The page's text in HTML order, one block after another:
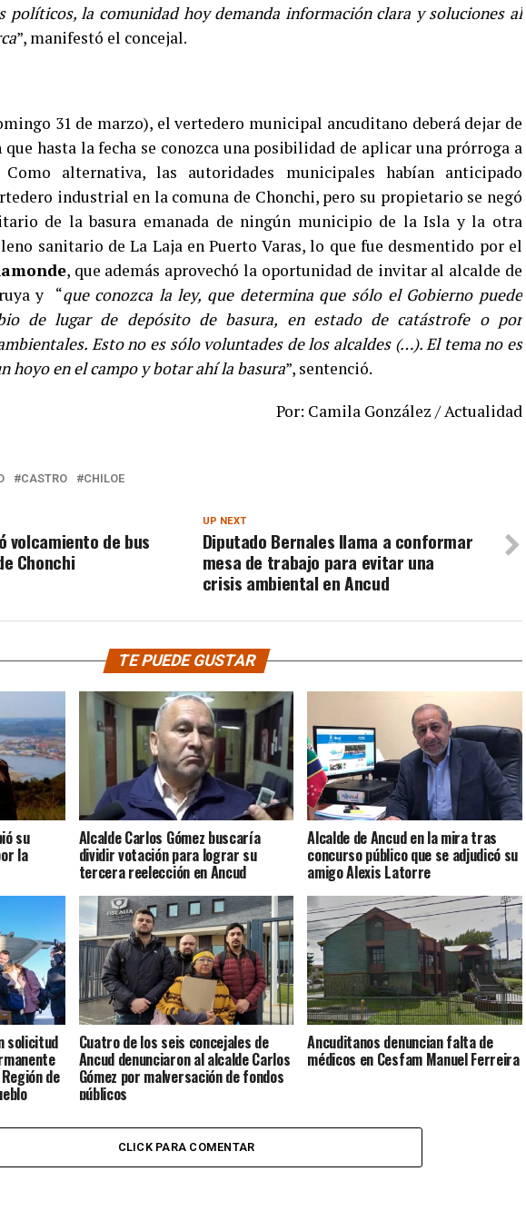
políticos, la comunidad hoy demanda información clara y soluciones al
”, manifestó el concejal.
31 de marzo), el vertedero municipal ancuditano deberá dejar de
que hasta la fecha se conozca una posibilidad de aplicar una prórroga a
alternativa, las autoridades municipales habían anticipado
industrial en la comuna de Chonchi, pero su propietario se negó
de la basura emanada de ningún municipio de la Isla y la otra
sanitario de La Laja en Puerto Varas, lo que fue desmentido por el
, que además aprovechó la oportunidad de invitar al alcalde de
y “que conozca la ley, que determina que sólo el Gobierno puede
de lugar de depósito de basura, en estado de catástrofe o por
Esto no es sólo voluntades de los alcaldes (…). El tema no es
hoyo en el campo y botar ahí la basura”, sentenció.
Por: Camila González / Actualidad
CASTRO CHILOE
UP NEXT
Diputado Bernales llama a conformar
mesa de trabajo para evitar una
crisis ambiental en Ancud
volcamiento de bus
Chonchi
TE PUEDE GUSTAR
su
la
Alcalde Carlos Gómez buscaría
dividir votación para lograr su
tercera reelección en Ancud
Alcalde de Ancud en la mira tras
concurso público que se adjudicó su
amigo Alexis Latorre
solicitud
de
Cuatro de los seis concejales de
Ancud denunciaron al alcalde Carlos
Gómez por malversación de fondos
públicos
Ancuditanos denuncian falta de
médicos en Cesfam Manuel Ferreira
CLICK PARA COMENTAR